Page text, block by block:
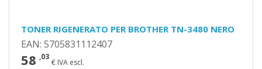
TONER RIGENERATO PER BROTHER TN-3480 NERO
EAN: 5705831112407
58 ,03
€ IVA escl.